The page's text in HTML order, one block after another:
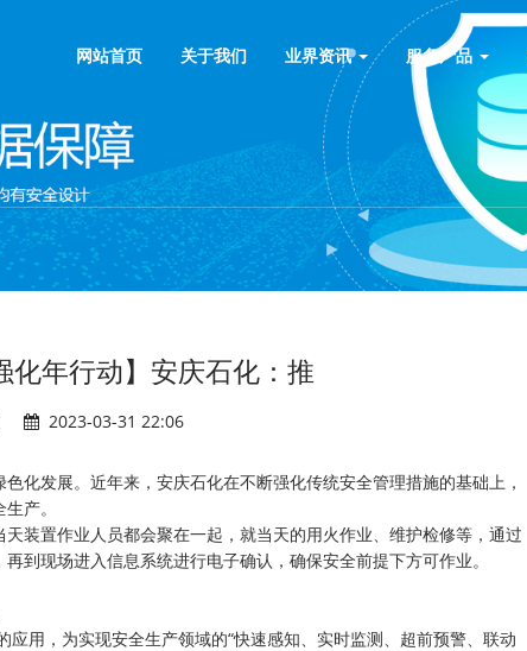
网站首页 关于我们 业界资讯 服务产品
化年行动】安庆石化：推
2023-03-31 22:06
化发展。近年来，安庆石化在不断强化传统安全管理措施的基础上，
产。
置作业人员都会聚在一起，就当天的用火作业、维护检修等，通过
到现场进入信息系统进行电子确认，确保安全前提下方可作业。
用，为实现安全生产领域的“快速感知、实时监测、超前预警、联动